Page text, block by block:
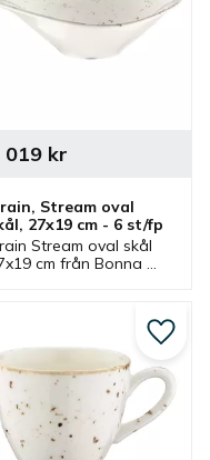
Stream oval
27x19 cm - 6 st/fp
Stream oval skål
cm från Bonna
019kr
Lägg